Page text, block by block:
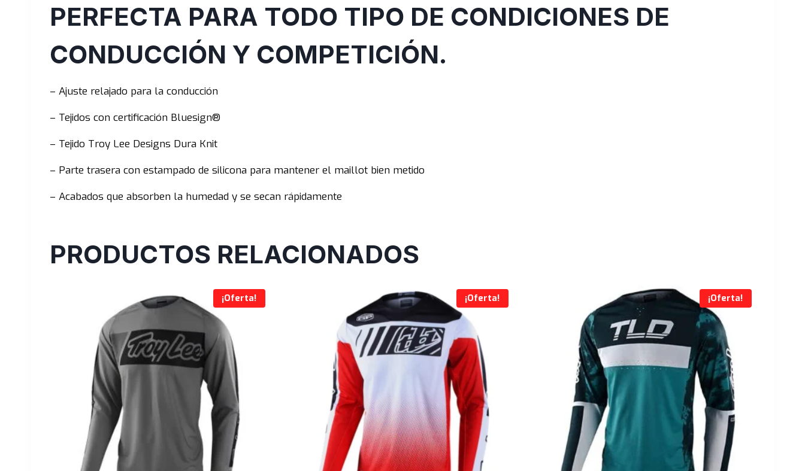
PERFECTA PARA TODO TIPO DE CONDICIONES DE
CONDUCCIÓN Y COMPETICIÓN.
– Ajuste relajado para la conducción
– Tejidos con certificación Bluesign®
– Tejido Troy Lee Designs Dura Knit
– Parte trasera con estampado de silicona para mantener el maillot bien metido
– Acabados que absorben la humedad y se secan rápidamente
PRODUCTOS RELACIONADOS
¡Oferta! ¡Oferta! ¡Oferta!